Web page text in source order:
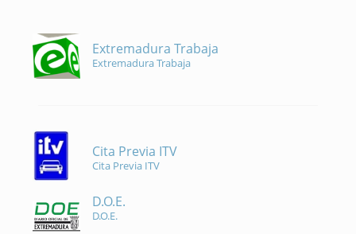
Extremadura Trabaja
Extremadura Trabaja
Cita Previa ITV
Cita Previa ITV
D.O.E.
D.O.E.